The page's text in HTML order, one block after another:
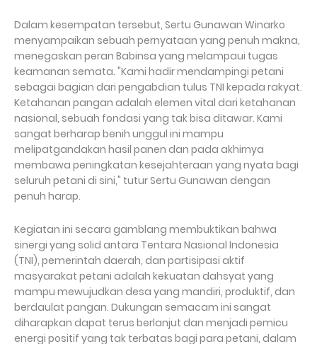
Dalam kesempatan tersebut, Sertu Gunawan Winarko
menyampaikan sebuah pernyataan yang penuh makna,
menegaskan peran Babinsa yang melampaui tugas
keamanan semata. "Kami hadir mendampingi petani
sebagai bagian dari pengabdian tulus TNI kepada rakyat.
Ketahanan pangan adalah elemen vital dari ketahanan
nasional, sebuah fondasi yang tak bisa ditawar. Kami
sangat berharap benih unggul ini mampu
melipatgandakan hasil panen dan pada akhirnya
membawa peningkatan kesejahteraan yang nyata bagi
seluruh petani di sini," tutur Sertu Gunawan dengan
penuh harap.
Kegiatan ini secara gamblang membuktikan bahwa
sinergi yang solid antara Tentara Nasional Indonesia
(TNI), pemerintah daerah, dan partisipasi aktif
masyarakat petani adalah kekuatan dahsyat yang
mampu mewujudkan desa yang mandiri, produktif, dan
berdaulat pangan. Dukungan semacam ini sangat
diharapkan dapat terus berlanjut dan menjadi pemicu
energi positif yang tak terbatas bagi para petani, dalam